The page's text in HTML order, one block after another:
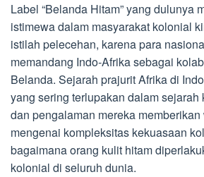
Label “Belanda Hitam” yang dulunya
istimewa dalam masyarakat kolonial
istilah pelecehan, karena para
memandang Indo-Afrika sebagai
Belanda. Sejarah prajurit Afrika di
yang sering terlupakan dalam
dan pengalaman mereka
mengenai kompleksitas kekuasaan
bagaimana orang kulit hitam
kolonial di seluruh dunia.